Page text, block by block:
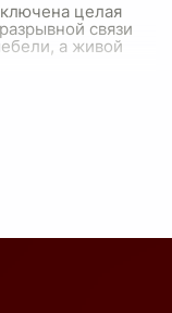
целая
связи
а живой